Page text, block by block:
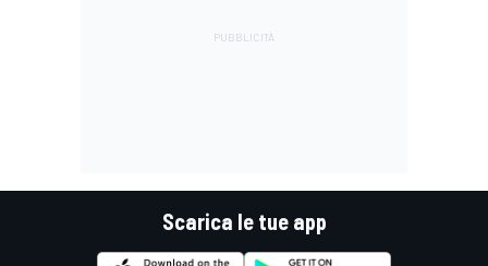
Scarica le tue app